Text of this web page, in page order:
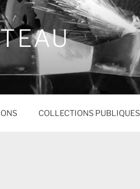
COLLECTIONS PUBLIQUES